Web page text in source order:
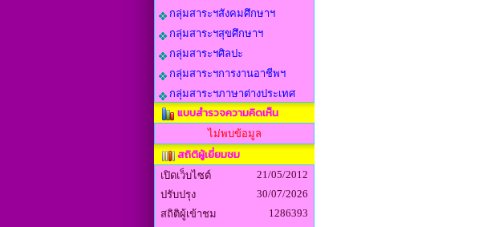
กลุ่มสาระฯสังคมศึกษาฯ
กลุ่มสาระฯสุขศึกษาฯ
กลุ่มสาระฯศิลปะ
กลุ่มสาระฯการงานอาชีพฯ
กลุ่มสาระฯภาษาต่างประเทศ
แบบสำรวจความคิดเห็น
ไม่พบข้อมูล
สถิติผู้เยี่ยมชม
เปิดเว็บไซต์
21/05/2012
ปรับปรุง
30/07/2026
สถิติผู้เข้าชม
1286393